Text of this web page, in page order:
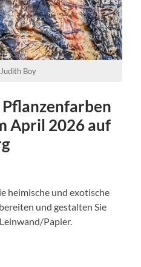
Boy
April 2026 auf
heimische und exotische
und gestalten Sie
Papier.